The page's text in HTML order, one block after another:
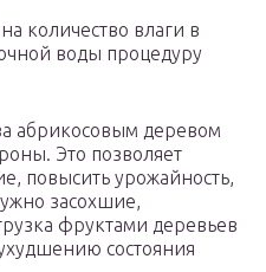
количество влаги в
воды процедуру
абрикосовым деревом
Это позволяет
повысить урожайность,
засохшие,
фруктами деревьев
состояния